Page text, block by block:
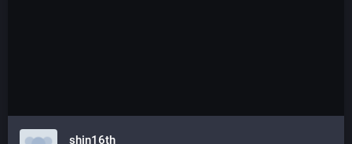
shin16th